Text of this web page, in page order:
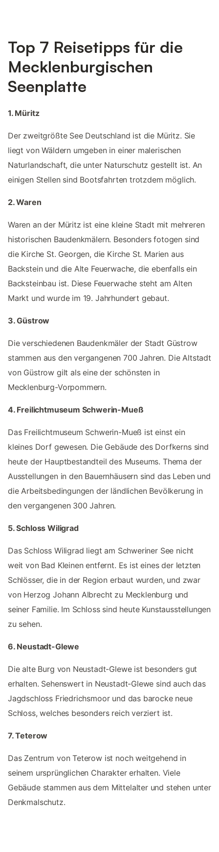
Top 7 Reisetipps für die
Mecklenburgischen
Seenplatte
1. Müritz
Der zweitgrößte See Deutschland ist die Müritz. Sie
liegt von Wäldern umgeben in einer malerischen
Naturlandschaft, die unter Naturschutz gestellt ist. An
einigen Stellen sind Bootsfahrten trotzdem möglich.
2. Waren
Waren an der Müritz ist eine kleine Stadt mit mehreren
historischen Baudenkmälern. Besonders fotogen sind
die Kirche St. Georgen, die Kirche St. Marien aus
Backstein und die Alte Feuerwache, die ebenfalls ein
Backsteinbau ist. Diese Feuerwache steht am Alten
Markt und wurde im 19. Jahrhundert gebaut.
3. Güstrow
Die verschiedenen Baudenkmäler der Stadt Güstrow
stammen aus den vergangenen 700 Jahren. Die Altstadt
von Güstrow gilt als eine der schönsten in
Mecklenburg-Vorpommern.
4. Freilichtmuseum Schwerin-Mueß
Das Freilichtmuseum Schwerin-Mueß ist einst ein
kleines Dorf gewesen. Die Gebäude des Dorfkerns sind
heute der Hauptbestandteil des Museums. Thema der
Ausstellungen in den Bauernhäusern sind das Leben und
die Arbeitsbedingungen der ländlichen Bevölkerung in
den vergangenen 300 Jahren.
5. Schloss Wiligrad
Das Schloss Wiligrad liegt am Schweriner See nicht
weit von Bad Kleinen entfernt. Es ist eines der letzten
Schlösser, die in der Region erbaut wurden, und zwar
von Herzog Johann Albrecht zu Mecklenburg und
seiner Familie. Im Schloss sind heute Kunstausstellungen
zu sehen.
6. Neustadt-Glewe
Die alte Burg von Neustadt-Glewe ist besonders gut
erhalten. Sehenswert in Neustadt-Glewe sind auch das
Jagdschloss Friedrichsmoor und das barocke neue
Schloss, welches besonders reich verziert ist.
7. Teterow
Das Zentrum von Teterow ist noch weitgehend in
seinem ursprünglichen Charakter erhalten. Viele
Gebäude stammen aus dem Mittelalter und stehen unter
Denkmalschutz.